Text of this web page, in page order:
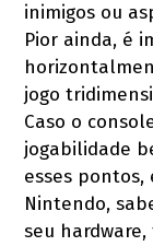
inimigos ou
Pior ainda, é
jogo
Caso o
jogabilidade
esses
Nintendo,
seu